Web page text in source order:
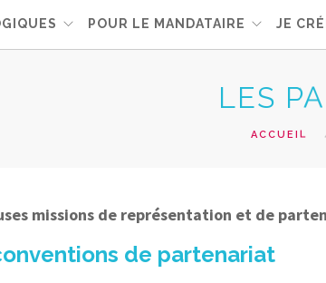
POUR LE MANDATAIRE JE
LES
ACCUEIL
missions de représentation et de
de partenariat